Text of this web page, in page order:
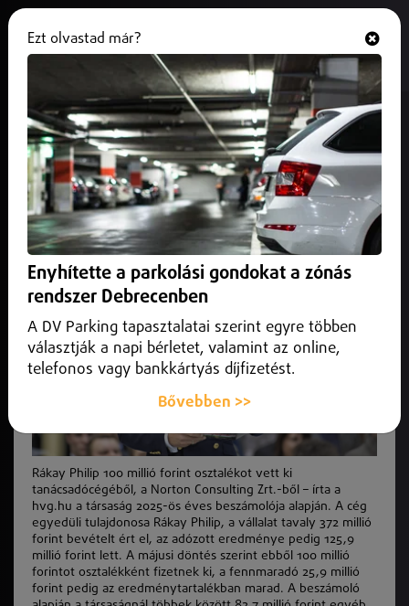
Rákay Philip 100 millió forint
osztalékot vett ki a cégéből
2026. július 08.Magyarország
A mostani osztalék fele a tavaly kivett összegnek.
Rákay Philip 100 millió forint osztalékot vett ki
tanácsadócégéből, a Norton Consulting Zrt.-ből – írta a
hvg.hu a társaság 2025-ös éves beszámolója alapján. A cég
egyedüli tulajdonosa Rákay Philip, a vállalat tavaly 372 millió
forint bevételt ért el, az adózott eredménye pedig 125,9
millió forint lett. A májusi döntés szerint ebből 100 millió
forintot osztalékként fizetnek ki, a fennmaradó 25,9 millió
forint pedig az eredménytartalékban marad. A beszámoló
Ezt olvastad már?
Enyhítette a parkolási gondokat a zónás
rendszer Debrecenben
A DV Parking tapasztalatai szerint egyre többen
választják a napi bérletet, valamint az online,
telefonos vagy bankkártyás díjfizetést.
Bővebben >>